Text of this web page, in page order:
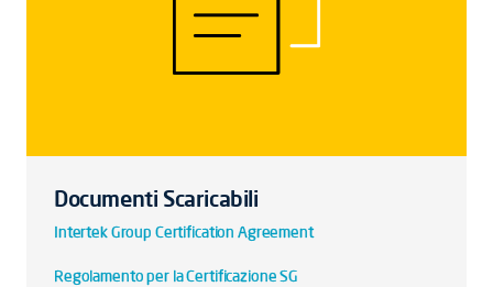
Documenti Scaricabili
Intertek Group Certification Agreement
Regolamento per la Certificazione SG